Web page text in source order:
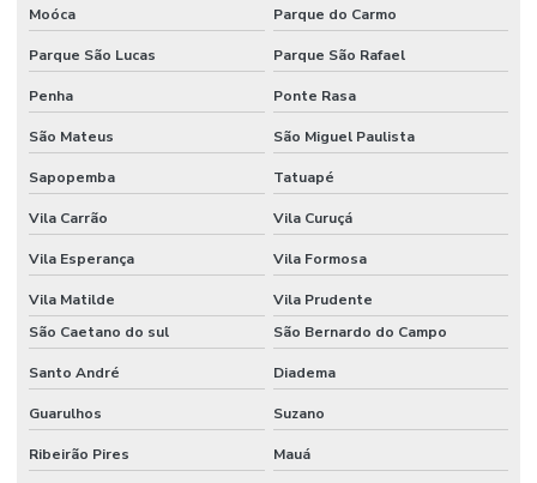
Sistema de acesso com reconhecimento facial para condomínio
Sistema de câmeras com reconhecimento facial
Sistema de cftv
Solução de vigilância inteligente para condomínio
Moóca Parque do Carmo
Parque São Lucas Parque São Rafael
Penha Ponte Rasa
São Mateus São Miguel Paulista
Sapopemba Tatuapé
Vila Carrão Vila Curuçá
Vila Esperança Vila Formosa
Vila Matilde
Vila Prudente
São Caetano do sul
São Bernardo do Campo
Santo André Diadema
Guarulhos Suzano
Ribeirão Pires Mauá